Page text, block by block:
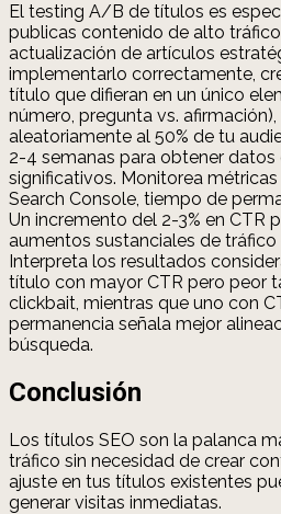
El testing A/B de títulos es
publicas contenido de alto
actualización de artículos
implementarlo correctamente,
título que difieran en un único
número, pregunta vs.
aleatoriamente al 50% de tu
2-4 semanas para obtener
significativos. Monitorea
Search Console, tiempo de
Un incremento del 2-3% en CTR
aumentos sustanciales de
Interpreta los resultados
título con mayor CTR pero peor
clickbait, mientras que uno con
permanencia señala mejor
búsqueda.
Conclusión
Los títulos SEO son la palanca
tráfico sin necesidad de crear
ajuste en tus títulos existentes
generar visitas inmediatas.